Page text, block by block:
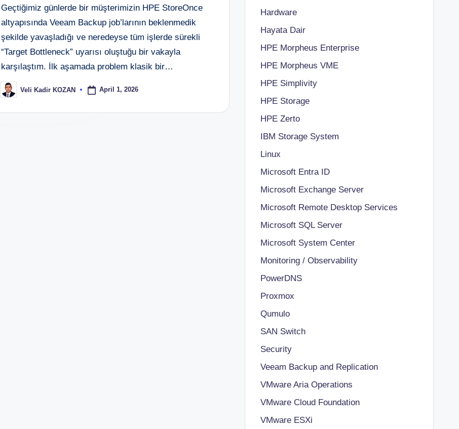
Geçtiğimiz günlerde bir müşterimizin HPE StoreOnce
altyapısında Veeam Backup job’larının beklenmedik
şekilde yavaşladığı ve neredeyse tüm işlerde sürekli
“Target Bottleneck” uyarısı oluştuğu bir vakayla
karşılaştım. İlk aşamada problem klasik bir…
Posted
by
Veli Kadir KOZAN April 1, 2026
Hardware
Hayata Dair
HPE Morpheus Enterprise
HPE Morpheus VME
HPE Simplivity
HPE Storage
HPE Zerto
IBM Storage System
Linux
Microsoft Entra ID
Microsoft Exchange Server
Microsoft Remote Desktop Services
Microsoft SQL Server
Microsoft System Center
Monitoring / Observability
PowerDNS
Proxmox
Qumulo
SAN Switch
Security
Veeam Backup and Replication
VMware Aria Operations
VMware Cloud Foundation
VMware ESXi